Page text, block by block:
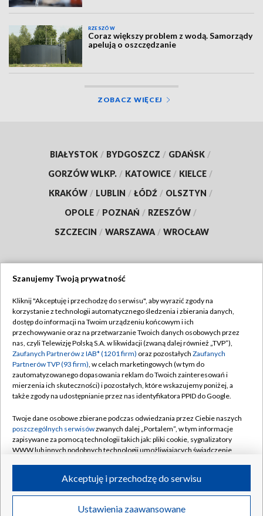
RZESZÓW
Coraz większy problem z wodą. Samorządy
apelują o oszczędzanie
ZOBACZ WIĘCEJ
BIAŁYSTOK / BYDGOSZCZ / GDAŃSK /
GORZÓW WLKP. / KATOWICE / KIELCE /
KRAKÓW / LUBLIN / ŁÓDŹ / OLSZTYN /
OPOLE / POZNAŃ / RZESZÓW /
SZCZECIN / WARSZAWA / WROCŁAW
TVP
Abonament TVP
Emisja w TVP
Centrum informacji TVP
Naziemna Telewizja Cyfrowa
Rada Programowa
System NOS
Informacje o nadawcy
Program dla prasy
Regulamin TVP
Polityka prywatności
Moje zgody
Pomoc
Kontakt
Kanały
©2026 Telewizja Polska S.A. w likwidacji
Szanujemy Twoją prywatność
Kliknij "Akceptuję i przechodzę do serwisu", aby wyrazić zgody na
korzystanie z technologii automatycznego śledzenia i zbierania danych,
dostęp do informacji na Twoim urządzeniu końcowym i ich
przechowywanie oraz na przetwarzanie Twoich danych osobowych przez
nas, czyli Telewizję Polską S.A. w likwidacji (zwaną dalej również „TVP”),
Zaufanych Partnerów z IAB* (1201 firm) oraz pozostałych Zaufanych
Partnerów TVP (93 firm), w celach marketingowych (w tym do
zautomatyzowanego dopasowania reklam do Twoich zainteresowań i
mierzenia ich skuteczności) i pozostałych, które wskazujemy poniżej, a
także zgody na udostępnianie przez nas identyfikatora PPID do Google.
Twoje dane osobowe zbierane podczas odwiedzania przez Ciebie naszych
poszczególnych serwisówzwanych dalej „Portalem”, w tym informacje
zapisywane za pomocą technologii takich jak: pliki cookie, sygnalizatory
WWW lub innych podobnych technologii umożliwiających świadczenie
ruchu w Internecie.
Twoje dane osobowe zbierane podczas odwiedzania przez Ciebie
Ustawienia zaawansowane
Akceptuję i przechodzę do serwisu